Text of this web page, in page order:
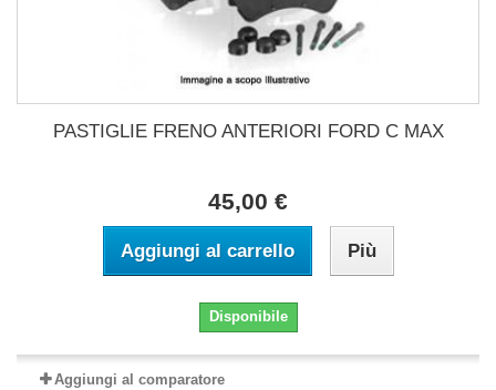
PASTIGLIE FRENO ANTERIORI FORD C MAX
45,00 €
Aggiungi al carrello Più
Disponibile
Aggiungi al comparatore